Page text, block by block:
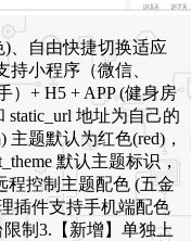
、自由快捷切换适应
小程序（微信、
）+ H5 + APP (健身房
static_url 地址为自己的
题默认为红色(red)，
默认主题标识，
程控制主题配色 (五金
插件支持手机端配色
制3.【新增】单独上